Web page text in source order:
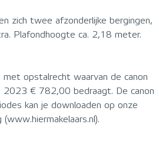
zich twee afzonderlijke bergingen,
Plafondhoogte ca. 2,18 meter.
opstalrecht waarvan de canon
€ 782,00 bedraagt. De canon
kan je downloaden op onze